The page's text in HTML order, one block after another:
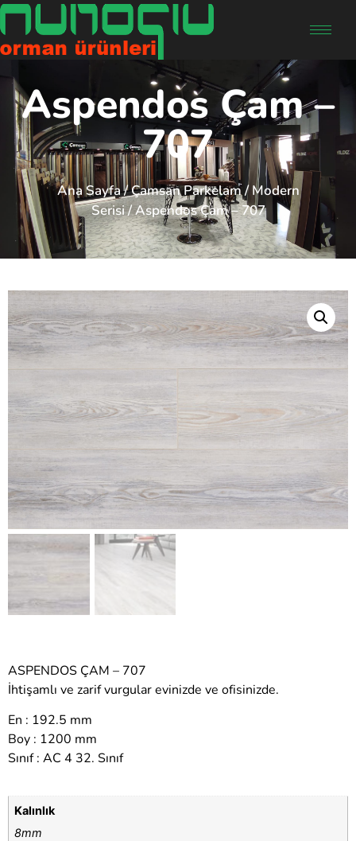
Aspendos Çam –
707
Ana Sayfa/Çamsan Parkelam/Modern
Serisi/ Aspendos Çam – 707
ASPENDOS ÇAM – 707
İhtişamlı ve zarif vurgular evinizde ve ofisinizde.
En : 192.5 mm
Boy : 1200 mm
Sınıf : AC 4 32. Sınıf
Kalınlık
8mm